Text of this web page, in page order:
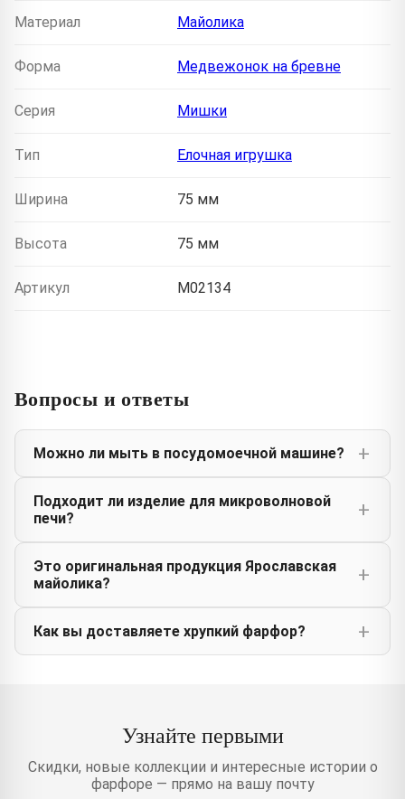
Материал Майолика
Форма Медвежонок на бревне
Серия Мишки
Тип Елочная игрушка
Ширина 75 мм
Высота 75 мм
Артикул M02134
Вопросы и ответы
Можно ли мыть в посудомоечной машине?
Подходит ли изделие для микроволновой
печи?
Это оригинальная продукция Ярославская
майолика?
Как вы доставляете хрупкий фарфор?
Узнайте первыми
Скидки, новые коллекции и интересные истории о
фарфоре — прямо на вашу почту